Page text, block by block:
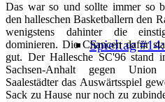
Spieltag
Das war so und sollte immer so
den halleschen Basketballern den
wenigstens dahinter die
dominieren. Die Chancen dafür
gut. Der Hallesche SC'96 stand
Sachsen-Anhalt gegen
Saalestädter das Auswärtsspiel
Sack zu Hause nur noch zu